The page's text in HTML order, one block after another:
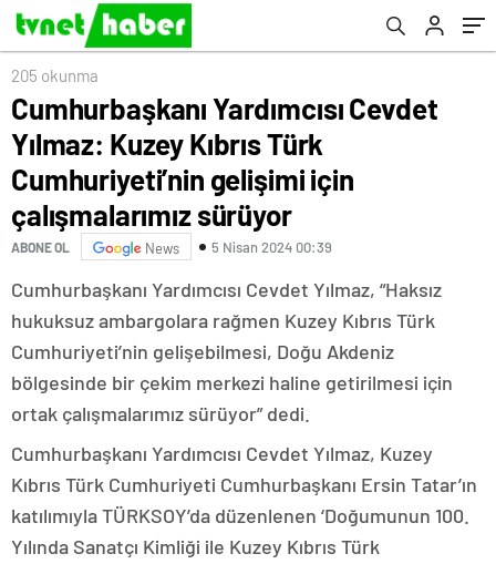
için çalışmalarımız sürüyor
205 okunma
Cumhurbaşkanı Yardımcısı Cevdet
Yılmaz: Kuzey Kıbrıs Türk
Cumhuriyeti’nin gelişimi için
çalışmalarımız sürüyor
ABONE OL News 5 Nisan 2024 00:39
Cumhurbaşkanı Yardımcısı Cevdet Yılmaz, “Haksız
hukuksuz ambargolara rağmen Kuzey Kıbrıs Türk
Cumhuriyeti’nin gelişebilmesi, Doğu Akdeniz
bölgesinde bir çekim merkezi haline getirilmesi için
ortak çalışmalarımız sürüyor” dedi.
Cumhurbaşkanı Yardımcısı Cevdet Yılmaz, Kuzey
Kıbrıs Türk Cumhuriyeti Cumhurbaşkanı Ersin Tatar’ın
katılımıyla TÜRKSOY’da düzenlenen ‘Doğumunun 100.
Yılında Sanatçı Kimliği ile Kuzey Kıbrıs Türk